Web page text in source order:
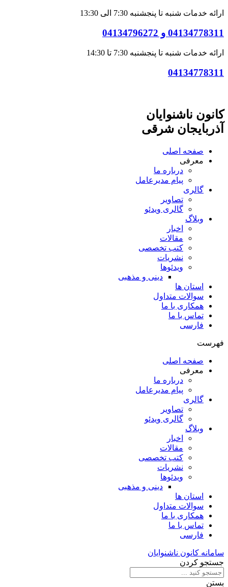
ارائه خدمات شنبه تا پنجشنبه 7:30 الی 13:30
04134778311 و 04134796272
ارائه خدمات شنبه تا پنجشنبه 7:30 تا 14:30
04134778311
کانون ناشنوایان
آذربایجان شرقی
صفحه اصلی
معرفی
درباره ما
پیام مدیرعامل
گالری
تصاویر
گالری ویدئو
وبلاگ
اخبار
مقالات
کتب تخصصی
نشریات
ویدئوها
دینی و مذهبی
استان ها
سوالات متداول
همکاری با ما
تماس با ما
فارسی
فهرست
صفحه اصلی
معرفی
درباره ما
پیام مدیرعامل
گالری
تصاویر
گالری ویدئو
وبلاگ
اخبار
مقالات
کتب تخصصی
نشریات
ویدئوها
دینی و مذهبی
استان ها
سوالات متداول
همکاری با ما
تماس با ما
فارسی
سامانه کانون ناشنوایان
جستجو کردن
بستن